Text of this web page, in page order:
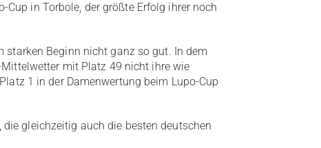
in Torbole, der größte Erfolg ihrer noch
starken Beginn nicht ganz so gut. In dem
mit Platz 49 nicht ihre wie
1 in der Damenwertung beim Lupo-Cup
die gleichzeitig auch die besten deutschen